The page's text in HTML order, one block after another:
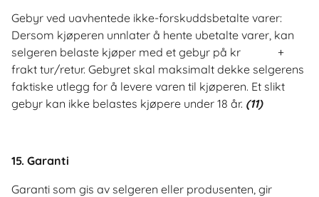
Gebyr ved uavhentede ikke-forskuddsbetalte varer:
Dersom kjøperen unnlater å hente ubetalte varer, kan
selgeren belaste kjøper med et gebyr på kr +
frakt tur/retur. Gebyret skal maksimalt dekke selgerens
faktiske utlegg for å levere varen til kjøperen. Et slikt
gebyr kan ikke belastes kjøpere under 18 år. (11)
15. Garanti
Garanti som gis av selgeren eller produsenten, gir